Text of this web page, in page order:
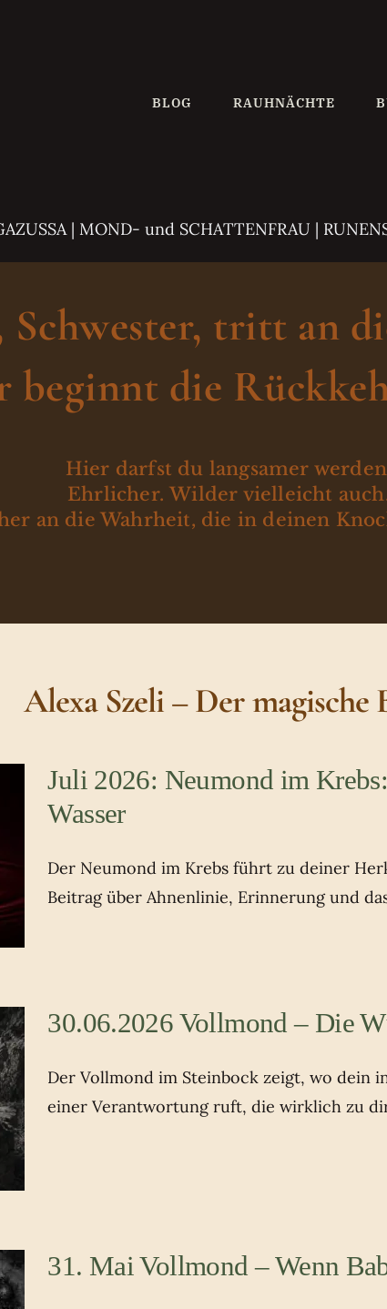
BLOG RAUHNÄCHTE
| MOND- und SCHATTENFRAU |
Schwester, tritt an
beginnt die
Hier darfst du langsamer
Ehrlicher. Wilder vielleicht
an die Wahrheit, die in deinen
Alexa Szeli – Der magische
Juli 2026: Neumond im
Wasser
Der Neumond im Krebs führt zu deiner
Beitrag über Ahnenlinie, Erinnerung und
30.06.2026 Vollmond – Die
Der Vollmond im Steinbock zeigt, wo dein
einer Verantwortung ruft, die wirklich zu
31. Mai Vollmond – Wenn